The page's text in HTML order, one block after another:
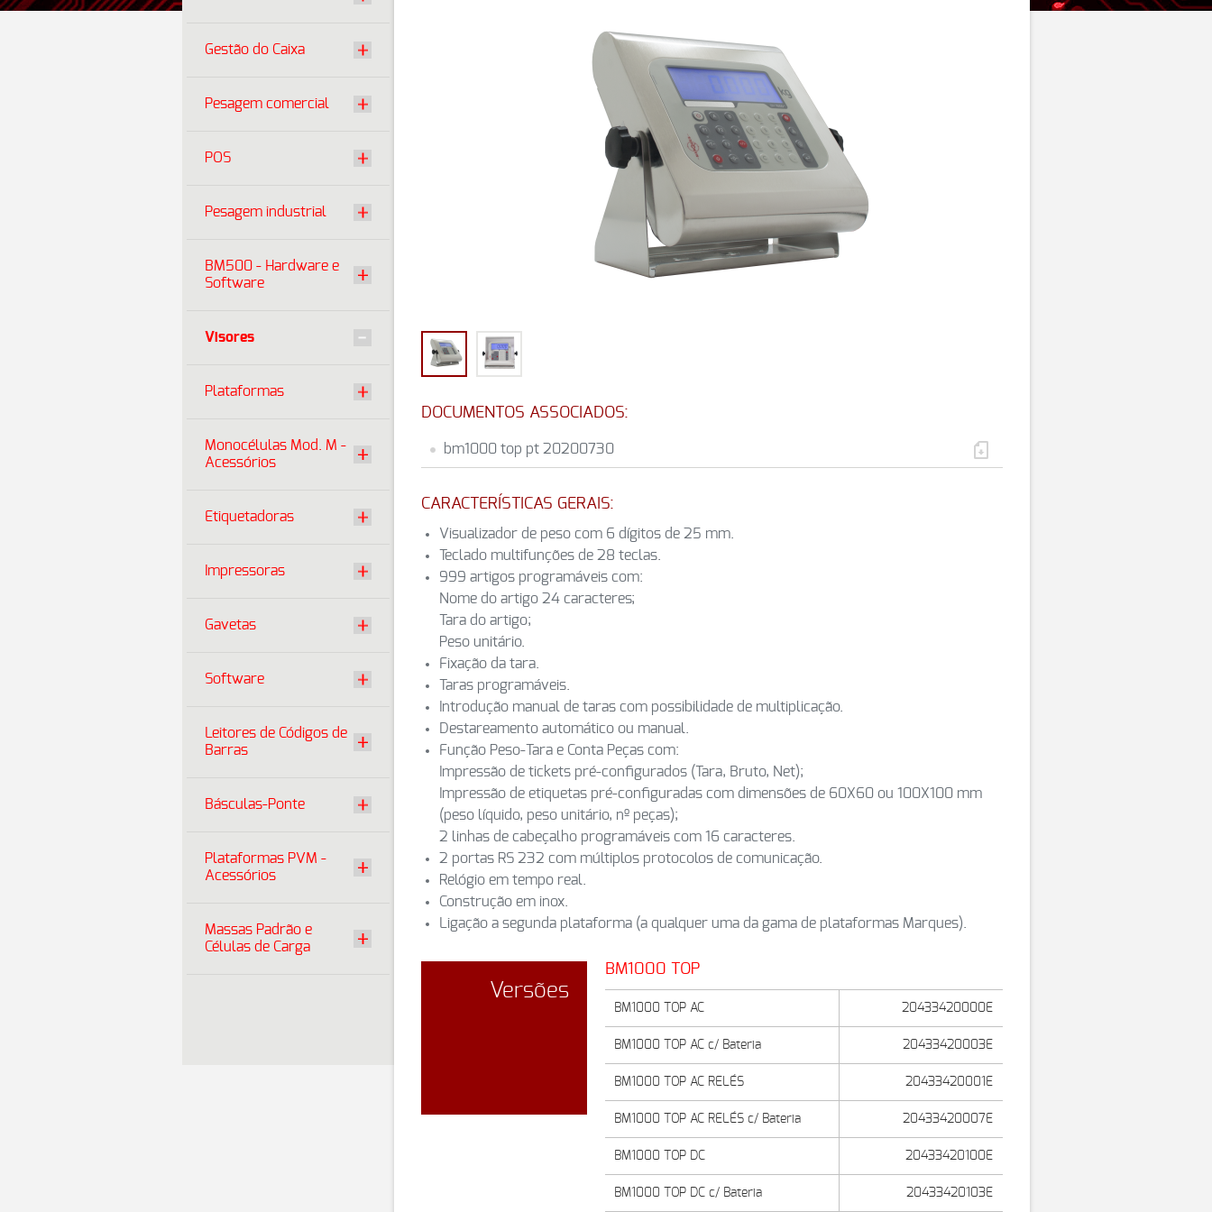
Gestão do Caixa
Pesagem comercial
POS
Pesagem industrial
BM500 - Hardware e
Software
Visores
Plataformas
Monocélulas Mod. M -
Acessórios
Etiquetadoras
Impressoras
Gavetas
Software
Leitores de Códigos de
Barras
Básculas-Ponte
Plataformas PVM -
Acessórios
Massas Padrão e
Células de Carga
DOCUMENTOS ASSOCIADOS:
bm1000 top pt 20200730
CARACTERÍSTICAS GERAIS:
Visualizador de peso com 6 dígitos de 25 mm.
Teclado multifunções de 28 teclas.
999 artigos programáveis com:
Nome do artigo 24 caracteres;
Tara do artigo;
Peso unitário.
Fixação da tara.
Taras programáveis.
Introdução manual de taras com possibilidade de multiplicação.
Destareamento automático ou manual.
Função Peso-Tara e Conta Peças com:
Impressão de tickets pré-configurados (Tara, Bruto, Net);
Impressão de etiquetas pré-configuradas com dimensões de 60X60 ou 100X100 mm
(peso líquido, peso unitário, nº peças);
2 linhas de cabeçalho programáveis com 16 caracteres.
2 portas RS 232 com múltiplos protocolos de comunicação.
Relógio em tempo real.
Construção em inox.
Ligação a segunda plataforma (a qualquer uma da gama de plataformas Marques).
Versões
BM1000 TOP
BM1000 TOP AC 20433420000E
BM1000 TOP AC c/ Bateria 20433420003E
BM1000 TOP AC RELÉS 20433420001E
BM1000 TOP AC RELÉS c/ Bateria 20433420007E
BM1000 TOP DC 20433420100E
BM1000 TOP DC c/ Bateria 20433420103E